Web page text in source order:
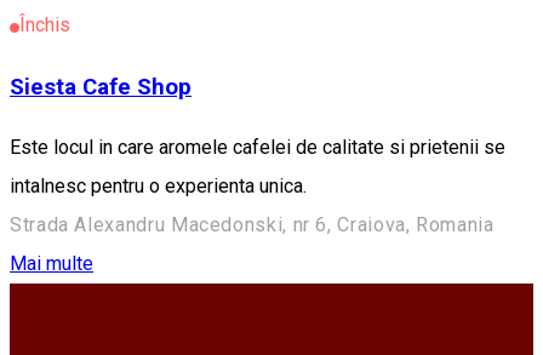
Închis
Siesta Cafe Shop
Este locul in care aromele cafelei de calitate si prietenii se
intalnesc pentru o experienta unica.
Strada Alexandru Macedonski, nr 6, Craiova, Romania
Mai multe